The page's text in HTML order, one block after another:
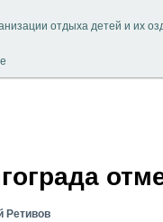
отдыха детей и их
Ретивов